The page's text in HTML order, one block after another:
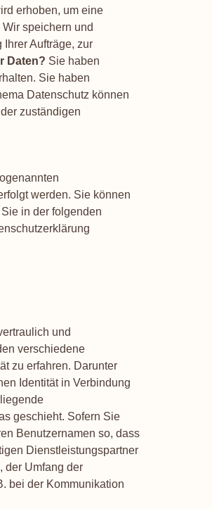
erhoben, um eine
speichern und
Aufträge, zur
Daten? Sie haben
Sie haben
Datenschutz können
zuständigen
werden. Sie können
in der folgenden
und
verschiedene
zu erfahren. Darunter
Identität in Verbindung
geschieht. Sofern Sie
Benutzernamen so, dass
Dienstleistungspartner
der Umfang der
bei der Kommunikation